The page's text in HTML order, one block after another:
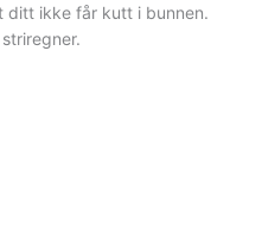
ditt ikke får kutt i bunnen.